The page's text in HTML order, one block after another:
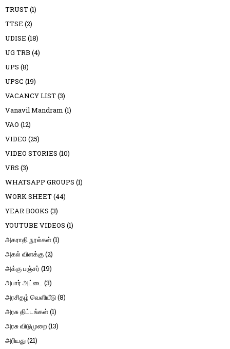
TRUST(1)
TTSE (2)
UDISE (18)
UG TRB (4)
UPS (8)
UPSC (19)
VACANCY LIST(3)
Vanavil Mandram (1)
VAO (12)
VIDEO (25)
VIDEO STORIES (10)
VRS (3)
WHATSAPP GROUPS (1)
WORK SHEET(44)
YEAR BOOKS (3)
YOUTUBE VIDEOS (1)
அகராதி நூல்கள்(1)
அகல் விளக்கு(2)
அக்கு பஞ்சர் (19)
அபார் அட்டை (3)
அரசிதழ் வெளியீடு(8)
அரசு திட்டங்கள்(1)
அரசு விடுமுறை(13)
அரியது(21)